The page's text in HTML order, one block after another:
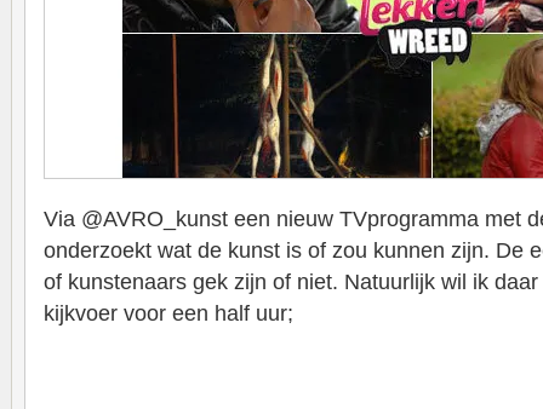
Via @AVRO_kunst een nieuw TVprogramma met
onderzoekt wat de kunst is of zou kunnen zijn. De
of kunstenaars gek zijn of niet. Natuurlijk wil ik
kijkvoer voor een half uur;